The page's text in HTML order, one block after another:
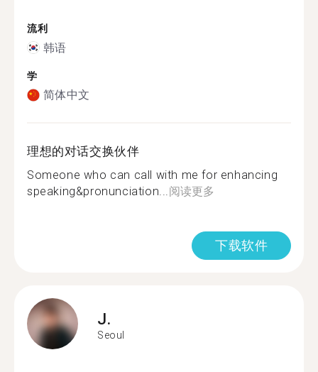
流利
韩语
学
简体中文
理想的对话交换伙伴
Someone who can call with me for enhancing
speaking&pronunciation...阅读更多
下载软件
J.
Seoul